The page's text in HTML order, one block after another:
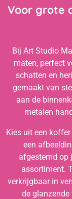
Voor grote
Bij Art Studio
maten, perfect
schatten en
gemaakt van
aan de
metalen
Kies uit een
een
afgestemd op
assortiment.
verkrijgbaar in
de